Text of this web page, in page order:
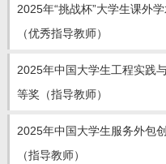
2025年“挑战杯”大学生课外
（优秀指导教师）
2025年中国大学生工程实践
等奖（指导教师）
2025年中国大学生服务外包
（指导教师）